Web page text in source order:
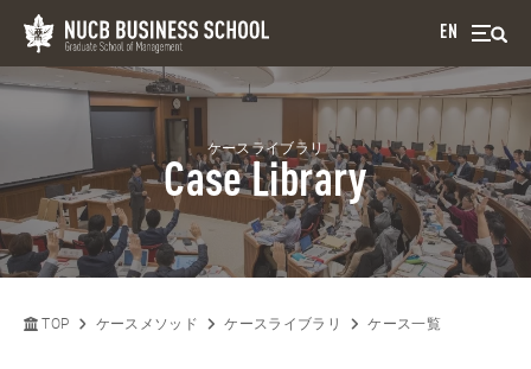
EN
ケースライブラリ
Case Library
TOP ケースメソッド ケースライブラリ ケース一覧